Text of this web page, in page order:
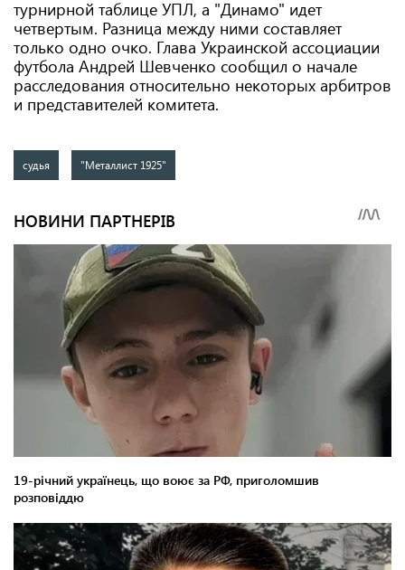
турнирной таблице УПЛ, а "Динамо" идет
четвертым. Разница между ними составляет
только одно очко. Глава Украинской ассоциации
футбола Андрей Шевченко сообщил о начале
расследования относительно некоторых арбитров
и представителей комитета.
судья "Металлист 1925"